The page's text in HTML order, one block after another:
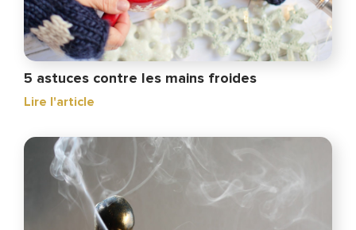
5 astuces contre les mains froides
Lire l'article